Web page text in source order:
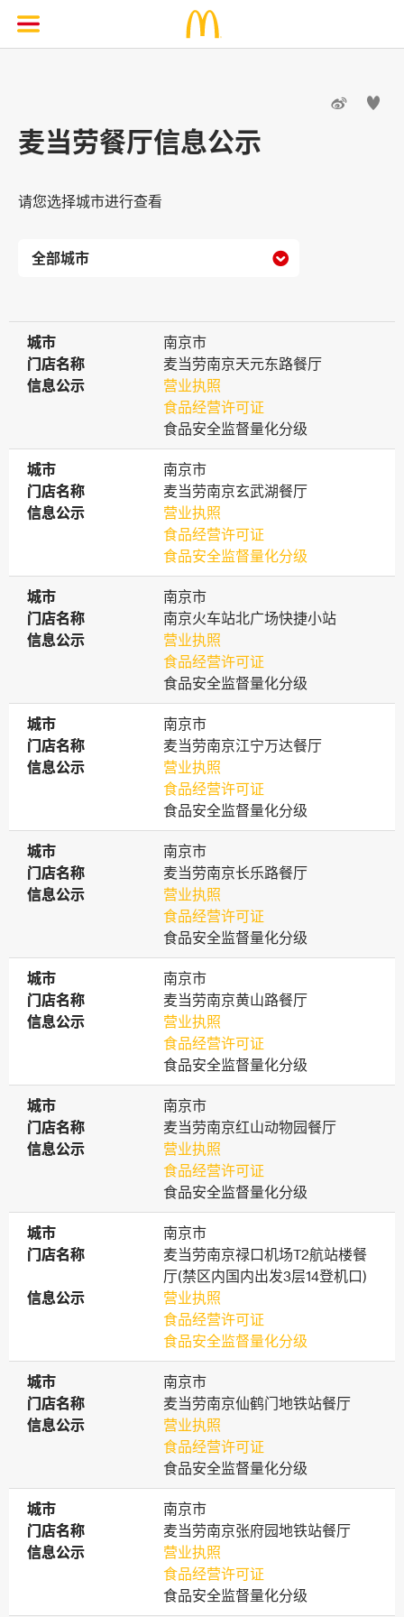
 
麦当劳餐厅信息公示
请您选择城市进行查看

城市
城市
南京市
门店名称
门店名称
麦当劳南京天元东路餐厅
信息公示
信息公示
营业执照
食品经营许可证
食品安全监督量化分级
城市
城市
南京市
门店名称
门店名称
麦当劳南京玄武湖餐厅
信息公示
信息公示
营业执照
食品经营许可证
食品安全监督量化分级
城市
城市
南京市
门店名称
门店名称
南京火车站北广场快捷小站
信息公示
信息公示
营业执照
食品经营许可证
食品安全监督量化分级
城市
城市
南京市
门店名称
门店名称
麦当劳南京江宁万达餐厅
信息公示
信息公示
营业执照
食品经营许可证
食品安全监督量化分级
城市
城市
南京市
门店名称
门店名称
麦当劳南京长乐路餐厅
信息公示
信息公示
营业执照
食品经营许可证
食品安全监督量化分级
城市
城市
南京市
门店名称
门店名称
麦当劳南京黄山路餐厅
信息公示
信息公示
营业执照
食品经营许可证
食品安全监督量化分级
城市
城市
南京市
门店名称
门店名称
麦当劳南京红山动物园餐厅
信息公示
信息公示
营业执照
食品经营许可证
食品安全监督量化分级
城市
城市
南京市
门店名称
门店名称
麦当劳南京禄口机场T2航站楼餐
厅(禁区内国内出发3层14登机口)
信息公示
信息公示
营业执照
食品经营许可证
食品安全监督量化分级
城市
城市
南京市
门店名称
门店名称
麦当劳南京仙鹤门地铁站餐厅
信息公示
信息公示
营业执照
食品经营许可证
食品安全监督量化分级
城市
城市
南京市
门店名称
门店名称
麦当劳南京张府园地铁站餐厅
信息公示
信息公示
营业执照
食品经营许可证
食品安全监督量化分级